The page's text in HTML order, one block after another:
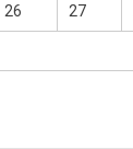
26 27